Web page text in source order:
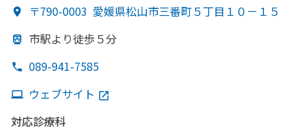
〒790-0003 愛媛県松山市三番町５丁目１０－１５
市駅より徒歩５分
089-941-7585
ウェブサイト
対応診療科